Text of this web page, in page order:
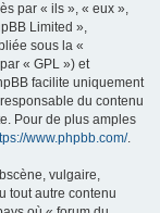
par « ils », « eux »,
Limited »,
sous la «
« GPL ») et
facilite uniquement
du contenu
Pour de plus amples
www.phpbb.com/.
vulgaire,
tout autre contenu